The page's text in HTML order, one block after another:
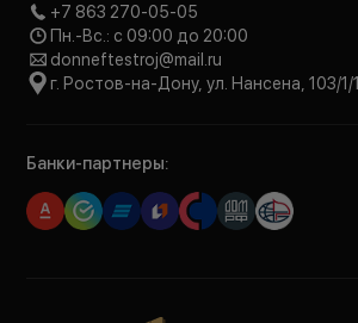
+7 863 270-05-05
Пн.-Вс.: с 09:00 до 20:00
donneftestroj@mail.ru
г. Ростов-на-Дону, ул. Нансена, 103/1/1
Банки-партнеры: